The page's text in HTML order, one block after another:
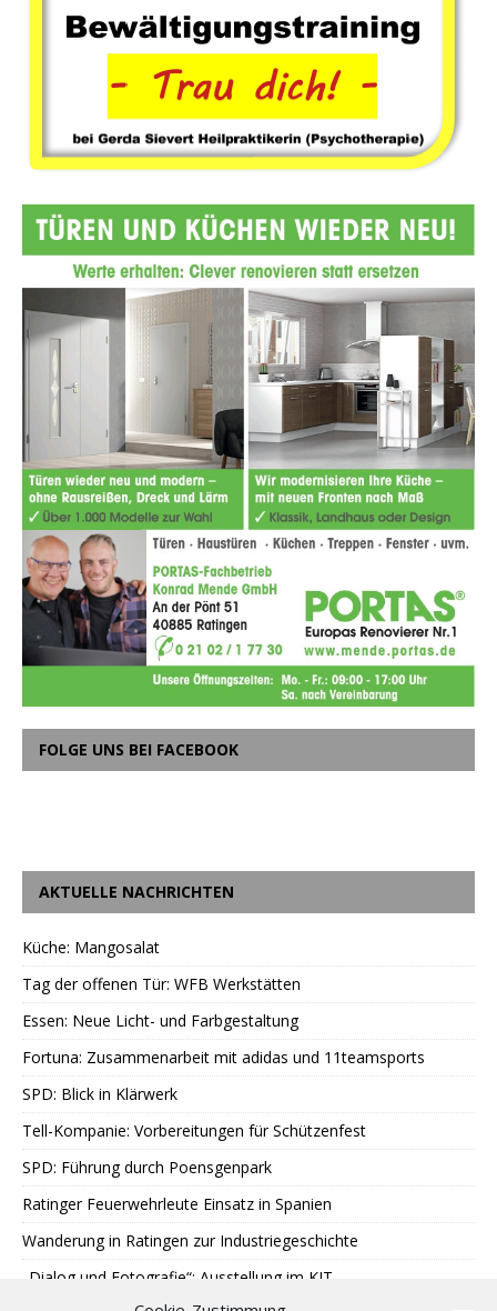
FOLGE UNS BEI FACEBOOK
AKTUELLE NACHRICHTEN
Küche: Mangosalat
Tag der offenen Tür: WFB Werkstätten
Essen: Neue Licht- und Farbgestaltung
Fortuna: Zusammenarbeit mit adidas und 11teamsports
SPD: Blick in Klärwerk
Tell-Kompanie: Vorbereitungen für Schützenfest
SPD: Führung durch Poensgenpark
Ratinger Feuerwehrleute Einsatz in Spanien
Wanderung in Ratingen zur Industriegeschichte
„Dialog und Fotografie“: Ausstellung im KIT